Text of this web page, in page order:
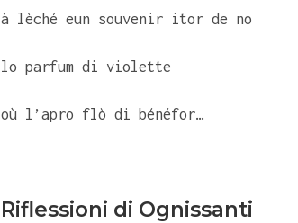
à lèché eun souvenir itor de no
lo parfum di violette
où l’apro flò di bénéfor…
Riflessioni di Ognissanti